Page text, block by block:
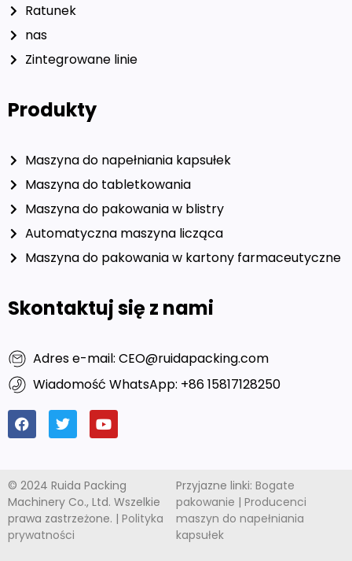
Ratunek
nas
Zintegrowane linie
Produkty
Maszyna do napełniania kapsułek
Maszyna do tabletkowania
Maszyna do pakowania w blistry
Automatyczna maszyna licząca
Maszyna do pakowania w kartony farmaceutyczne
Skontaktuj się z nami
Adres e-mail: CEO@ruidapacking.com
Wiadomość WhatsApp: +86 15817128250
© 2024 Ruida Packing
Machinery Co., Ltd. Wszelkie
prawa zastrzeżone. | Polityka
prywatności
Przyjazne linki: Bogate
pakowanie | Producenci
maszyn do napełniania
kapsułek